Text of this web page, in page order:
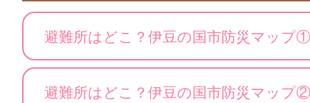
避難所はどこ？伊豆の国市防災マップ①
避難所はどこ？伊豆の国市防災マップ②